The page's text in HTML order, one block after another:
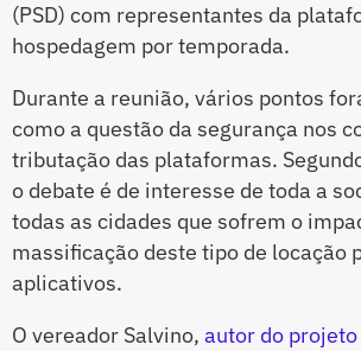
(PSD) com representantes da
hospedagem por temporada.
Durante a reunião, vários pontos
como a questão da segurança nos
tributação das plataformas.
o debate é de interesse de toda a
todas as cidades que sofrem o
massificação deste tipo de locação
aplicativos.
O vereador Salvino, autor do